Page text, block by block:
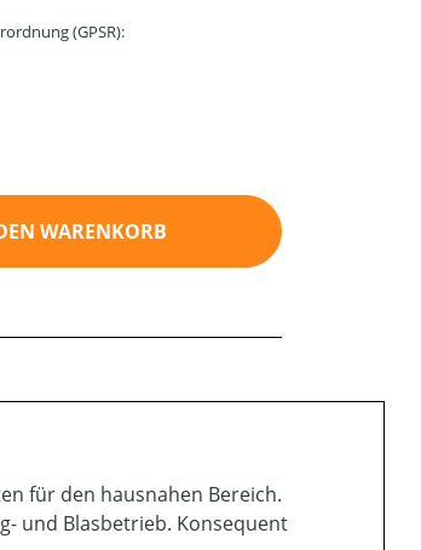
(GPSR):
Wert ein oder
WARENKORB
für den hausnahen Bereich.
und Blasbetrieb. Konsequent